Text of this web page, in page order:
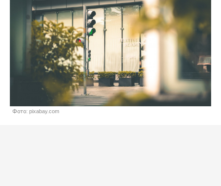
Фото: pixabay.com